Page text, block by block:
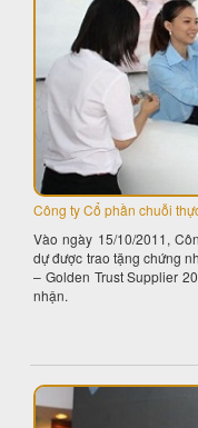
Công ty Cổ phần chuỗi
Vào ngày 15/10/2011,
dự được trao tặng chứng
– Golden Trust Supplier
nhận.